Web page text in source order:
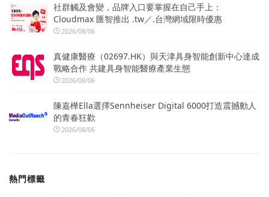
社群觸及會變，品牌入口要掌握在自己手上：
Cloudmax 匯智推出 .tw／.台灣網域限時優惠
2026/08/06
真健康醫療（02697.HK）與天津具身智能創新中心達成
戰略合作 共建具身智能醫療產業生態
2026/08/06
陳嘉樺Ella選擇Sennheiser Digital 6000打造震撼動人
的青春狂歡
2026/08/06
熱門標籤